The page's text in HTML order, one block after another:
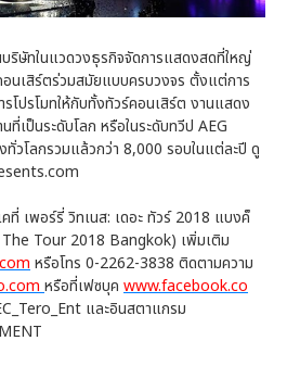
ริษัทในแวดวงธุรกิจจัดการแสดงสดที่ใหญ่
อนเสิร์ตร่วมสมัยแบบครบวงจร ตั้งแต่การ
โปรโมทให้กับทั้งทัวร์คอนเสิร์ต งานแสดง
เป็นระดับโลก หรือในระดับทวีป AEG
วโลกรวมแล้วกว่า 8,000 รอบในแต่ละปี ดู
ที่ เพอร์รี่ วิทเนส: เดอะ ทัวร์ 2018 แบงค็
Tour 2018 Bangkok) เพิ่มเติม
หรือโทร 0-2262-3838 ติดตามความ
หรือที่เฟซบุค www.facebook.co
และอินสตาแกรม